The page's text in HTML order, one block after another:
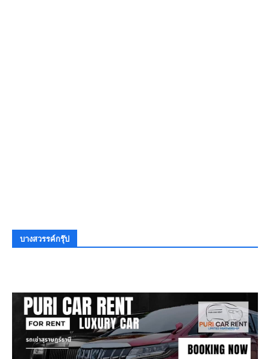
บางสวรรค์กรุ๊ป